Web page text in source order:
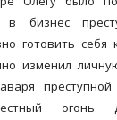
бизнес
готовить себя
изменил
огонь